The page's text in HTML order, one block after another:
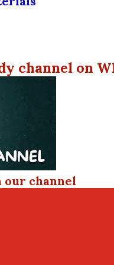
channel on
our channel